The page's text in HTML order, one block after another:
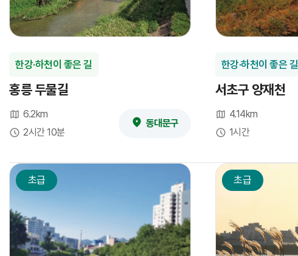
한강·하천이 좋은 길
홍릉 두물길
6.2km
2시간 10분
동대문구
한강·하천이 좋은 길
서초구 양재천
4.14km
1시간
초급 초급